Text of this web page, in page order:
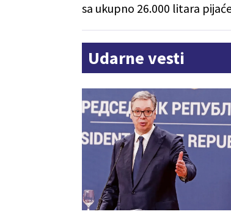
sa ukupno 26.000 litara
Udarne vesti